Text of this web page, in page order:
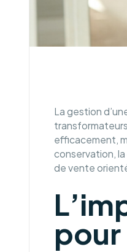
La gestion
efficacement,
conservation,
de vente
pour